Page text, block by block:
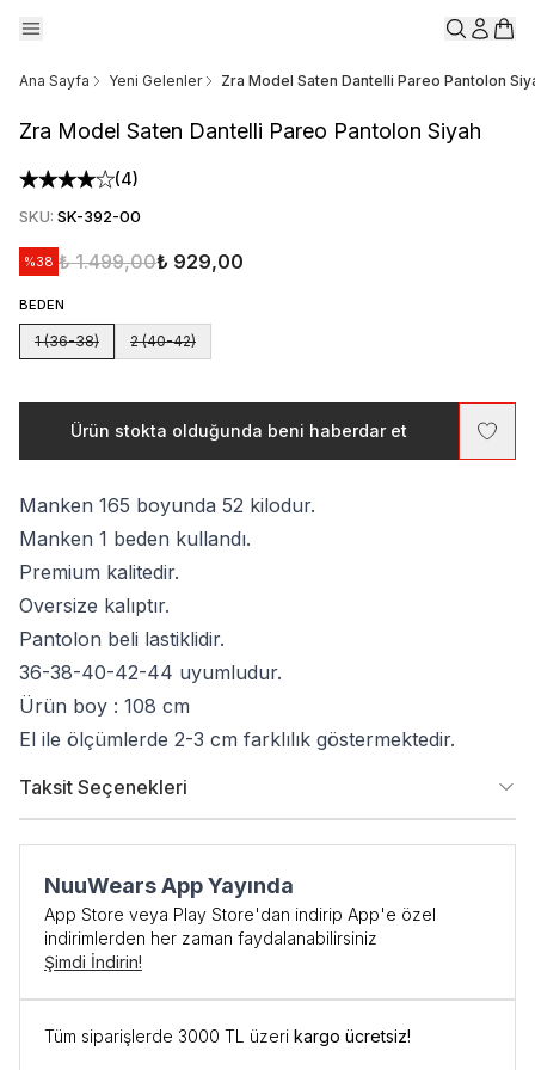
Ana Sayfa Yeni Gelenler Zra Model Saten Dantelli Pareo Pantolon
Zra Model Saten Dantelli Pareo Pantolon Siyah
(4)
SKU: SK-392-00
%38 ₺ 1.499,00₺ 929,00
BEDEN
1 (36-38) 2 (40-42)
Ürün stokta olduğunda beni haberdar et
Manken 165 boyunda 52 kilodur.
Manken 1 beden kullandı.
Premium kalitedir.
Oversize kalıptır.
Pantolon beli lastiklidir.
36-38-40-42-44 uyumludur.
Ürün boy : 108 cm
El ile ölçümlerde 2-3 cm farklılık göstermektedir.
Taksit Seçenekleri
NuuWears App Yayında
App Store veya Play Store'dan indirip App'e özel
indirimlerden her zaman faydalanabilirsiniz
Şimdi İndirin!
Tüm siparişlerde 3000 TL üzeri kargo ücretsiz!
İlk Siparişe Özel